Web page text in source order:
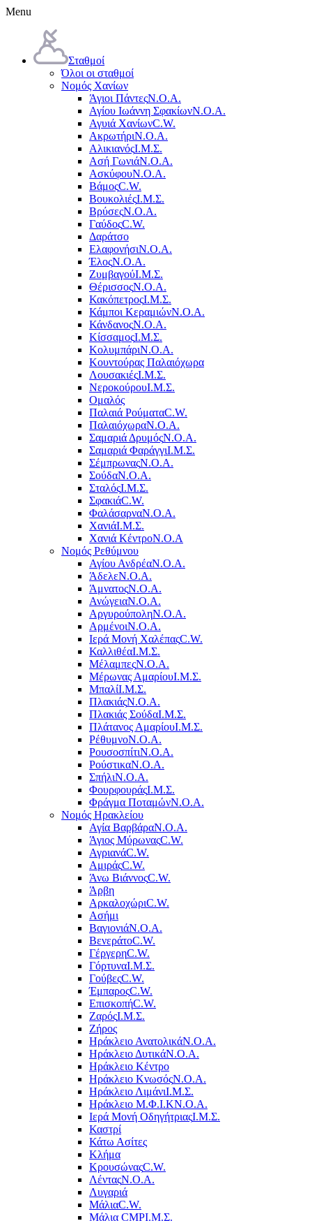
Menu
Σταθμοί
Όλοι οι σταθμοί
Νομός Χανίων
Άγιοι ΠάντεςΝ.Ο.Α.
Αγίου Ιωάννη ΣφακίωνΝ.Ο.Α.
Αγυιά ΧανίωνC.W.
ΑκρωτήριΝ.Ο.Α.
ΑλικιανόςΙ.Μ.Σ.
Ασή ΓωνιάΝ.Ο.Α.
ΑσκύφουΝ.Ο.Α.
ΒάμοςC.W.
ΒουκολιέςΙ.Μ.Σ.
ΒρύσεςΝ.Ο.Α.
ΓαύδοςC.W.
Δαράτσο
ΕλαφονήσιΝ.Ο.Α.
ΈλοςΝ.Ο.Α.
ΖυμβαγούΙ.Μ.Σ.
ΘέρισσοςΝ.Ο.Α.
ΚακόπετροςΙ.Μ.Σ.
Κάμποι ΚεραμιώνΝ.Ο.Α.
ΚάνδανοςΝ.Ο.Α.
ΚίσσαμοςΙ.Μ.Σ.
ΚολυμπάριΝ.Ο.Α.
Κουντούρας Παλαιόχωρα
ΛουσακιέςΙ.Μ.Σ.
ΝεροκούρουΙ.Μ.Σ.
Ομαλός
Παλαιά ΡούματαC.W.
ΠαλαιόχωραΝ.Ο.Α.
Σαμαριά ΔρυμόςΝ.Ο.Α.
Σαμαριά ΦαράγγιΙ.Μ.Σ.
ΣέμπρωναςΝ.Ο.Α.
ΣούδαΝ.Ο.Α.
ΣταλόςΙ.Μ.Σ.
ΣφακιάC.W.
ΦαλάσαρναΝ.Ο.Α.
ΧανιάΙ.Μ.Σ.
Χανιά ΚέντροN.O.A
Νομός Ρεθύμνου
Αγίου ΑνδρέαΝ.Ο.Α.
ΆδελεΝ.Ο.Α.
ΆμνατοςΝ.Ο.Α.
ΑνώγειαΝ.Ο.Α.
ΑργυρούποληΝ.Ο.Α.
ΑρμένοιΝ.Ο.Α.
Ιερά Μονή ΧαλέπαςC.W.
ΚαλλιθέαΙ.Μ.Σ.
ΜέλαμπεςΝ.Ο.Α.
Μέρωνας ΑμαρίουΙ.Μ.Σ.
ΜπαλίΙ.Μ.Σ.
ΠλακιάςΝ.Ο.Α.
Πλακιάς ΣούδαΙ.Μ.Σ.
Πλάτανος ΑμαρίουΙ.Μ.Σ.
ΡέθυμνοΝ.Ο.Α.
ΡουσοσπίτιΝ.Ο.Α.
ΡούστικαΝ.Ο.Α.
ΣπήλιΝ.Ο.Α.
ΦουρφουράςΙ.Μ.Σ.
Φράγμα ΠοταμώνΝ.Ο.Α.
Νομός Ηρακλείου
Αγία ΒαρβάραΝ.Ο.Α.
Άγιος ΜύρωναςC.W.
ΑγριανάC.W.
ΑμιράςC.W.
Άνω ΒιάννοςC.W.
Άρβη
ΑρκαλοχώριC.W.
Ασήμι
ΒαγιονιάΝ.Ο.Α.
ΒενεράτοC.W.
ΓέργερηC.W.
ΓόρτυναΙ.Μ.Σ.
ΓούβεςC.W.
ΈμπαροςC.W.
ΕπισκοπήC.W.
ΖαρόςΙ.Μ.Σ.
Ζήρος
Ηράκλειο ΑνατολικάΝ.Ο.Α.
Ηράκλειο ΔυτικάΝ.Ο.Α.
Ηράκλειο Κέντρο
Ηράκλειο ΚνωσόςΝ.Ο.Α.
Ηράκλειο ΛιμάνιΙ.Μ.Σ.
Ηράκλειο Μ.Φ.Ι.ΚΝ.Ο.Α.
Ιερά Μονή ΟδηγήτριαςΙ.Μ.Σ.
Καστρί
Κάτω Ασίτες
Κλήμα
ΚρουσώναςC.W.
ΛένταςΝ.Ο.Α.
Λυγαριά
ΜάλιαC.W.
Μάλια CMPΙ.Μ.Σ.